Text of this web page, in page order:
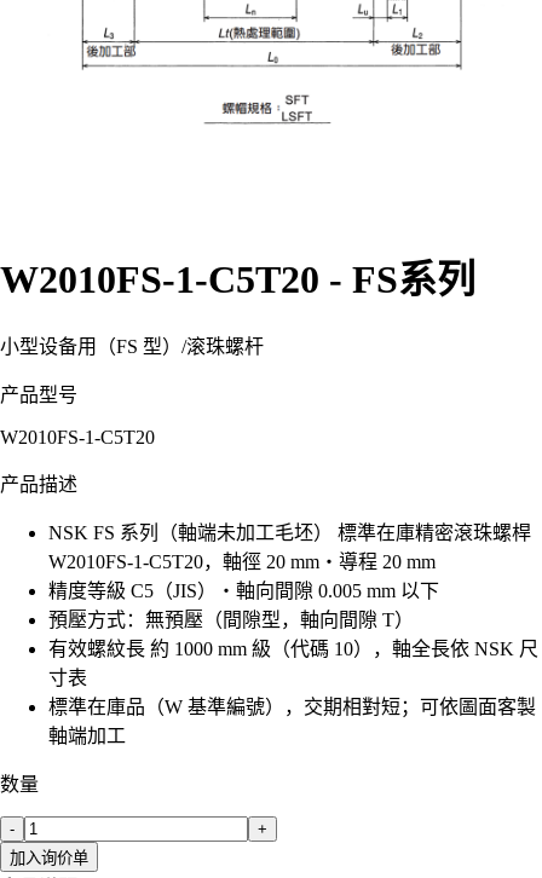
W2010FS-1-C5T20 - FS系列
小型设备用（FS 型） /滚珠螺杆
产品型号
W2010FS-1-C5T20
产品描述
NSK FS 系列（軸端未加工毛坯） 標準在庫精密滾珠螺桿
W2010FS-1-C5T20，軸徑 20 mm・導程 20 mm
精度等級 C5（JIS）・軸向間隙 0.005 mm 以下
預壓方式：無預壓（間隙型，軸向間隙 T）
有效螺紋長 約 1000 mm 級（代碼 10），軸全長依 NSK 尺
寸表
標準在庫品（W 基準編號），交期相對短；可依圖面客製
軸端加工
数量
-
+
加入询价单